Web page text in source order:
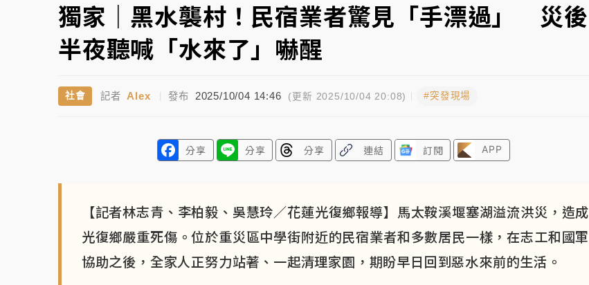
獨家｜黑水襲村！民宿業者驚見「手漂過」 災後
半夜聽喊「水來了」嚇醒
社會 記者 Alex 發布 2025/10/04 14:46 (更新 2025/10/04 20:08) #突發現場
分享 分享 分享 連結 訂閱 APP
【記者林志青、李柏毅、吳慧玲／花蓮光復鄉報導】馬太鞍溪堰塞湖溢流洪災，造成
光復鄉嚴重死傷。位於重災區中學街附近的民宿業者和多數居民一樣，在志工和國軍
協助之後，全家人正努力站著、一起清理家園，期盼早日回到惡水來前的生活。